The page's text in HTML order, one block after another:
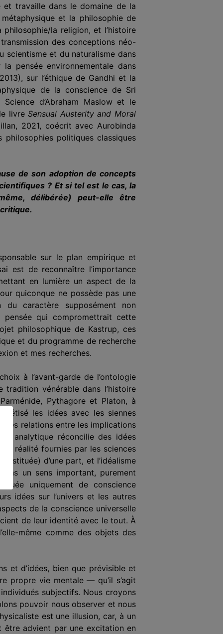
et travaille dans le domaine de la
et la philosophie de
la religion, et l’histoire
des conceptions néo-
scientisme et du naturalisme dans
pensée environnementale dans
sur l’éthique de Gandhi et la
de la conscience de Sri
d’Abraham Maslow et le
livreSensual Austerity and Moral
2021, coécrit avec Aurobinda
politiques classiques
de son adoption de concepts
? Et si tel est le cas, la
délibérée) peut-elle être
sur le plan empirique et
est de reconnaître l’importance
en lumière un aspect de la
quiconque ne possède pas une
du caractère supposément non
qui compromettrait cette
philosophique de Kastrup, ces
et du programme de recherche
et mes recherches.
à l’avant-garde de l’ontologie
vénérable dans l’histoire
Pythagore et Platon, à
les idées avec les siennes
les relations entre les implications
analytique réconcilie des idées
la réalité fournies par les sciences
d’une part, et l’idéalisme
un sens important, purement
uniquement de conscience
idées sur l’univers et les autres
de la conscience universelle
de leur identité avec le tout. À
même comme des objets des
et d’idées, bien que prévisible et
propre vie mentale — qu’il s’agit
subjectifs. Nous croyons
pouvoir nous observer et nous
est une illusion, car, à un
advient par une excitation en